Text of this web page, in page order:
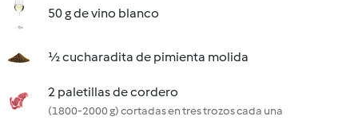
50 g de vino blanco
½ cucharadita de pimienta molida
2 paletillas de cordero
(1800-2000 g) cortadas en tres trozos cada una